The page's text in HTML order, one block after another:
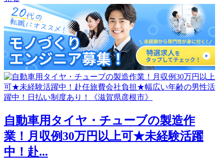
自動車用タイヤ・チューブの製造作
業！月収例30万円以上可★未経験活躍
中！赴...